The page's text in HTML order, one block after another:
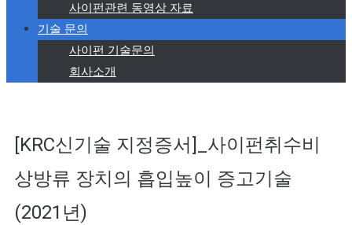
사이펀관련 동영상 자료
기술 문의
사이펀 기술문의
회사소개
[KRC신기술 지정증서]_사이펀취수비
상방류 장치의 흡입높이 증고기술
(2021년)